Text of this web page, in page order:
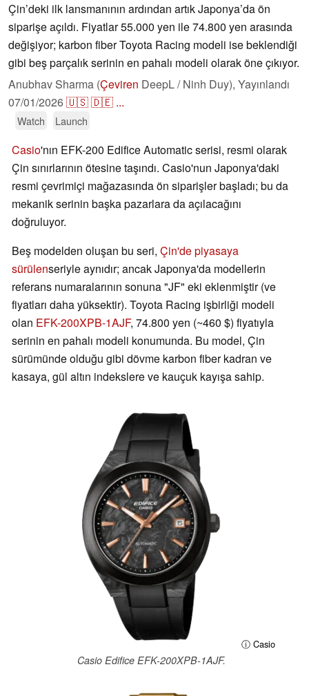
Çin’deki ilk lansmanının ardından artık Japonya’da ön
siparişe açıldı. Fiyatlar 55.000 yen ile 74.800 yen arasında
değişiyor; karbon fiber Toyota Racing modeli ise beklendiği
gibi beş parçalık serinin en pahalı modeli olarak öne çıkıyor.
Anubhav Sharma (Çeviren DeepL / Ninh Duy), Yayınlandı
07/01/2026🇺🇸🇩🇪 ...
Watch Launch
Casio'nın EFK-200 Edifice Automatic serisi, resmi olarak
Çin sınırlarının ötesine taşındı. Casio'nun Japonya'daki
resmi çevrimiçi mağazasında ön siparişler başladı; bu da
mekanik serinin başka pazarlara da açılacağını
doğruluyor.
Beş modelden oluşan bu seri, Çin'de piyasaya
sürülenseriyle aynıdır; ancak Japonya'da modellerin
referans numaralarının sonuna "JF" eki eklenmiştir (ve
fiyatları daha yüksektir). Toyota Racing işbirliği modeli
olan EFK-200XPB-1AJF, 74.800 yen (~460 $) fiyatıyla
serinin en pahalı modeli konumunda. Bu model, Çin
sürümünde olduğu gibi dövme karbon fiber kadran ve
kasaya, gül altın indekslere ve kauçuk kayışa sahip.
ⓘ Casio
Casio Edifice EFK-200XPB-1AJF.